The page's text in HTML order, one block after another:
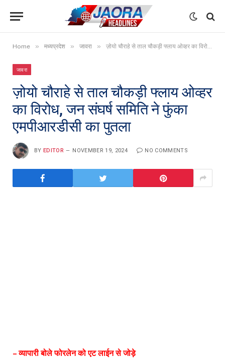
Home » मध्यप्रदेश » जावरा » ज़ोयो चौराहे से ताल चौकड़ी फ्लाय ओव्हर का विरोध, जन संघर्ष समिति ने फुंका एमपीआरडीसी का पुतला
जावरा
ज़ोयो चौराहे से ताल चौकड़ी फ्लाय ओव्हर
का विरोध, जन संघर्ष समिति ने फुंका
एमपीआरडीसी का पुतला
BY EDITOR NOVEMBER 19, 2024 NO COMMENTS
– व्यापारी बोले फोरलेन को एट लाईन से जोड़े